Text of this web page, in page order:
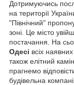
Дотримуючись
на території
"Північний"
зоні. Це місто
постачання. На
Одесі всіх
також елітний
прагнемо
будівельна